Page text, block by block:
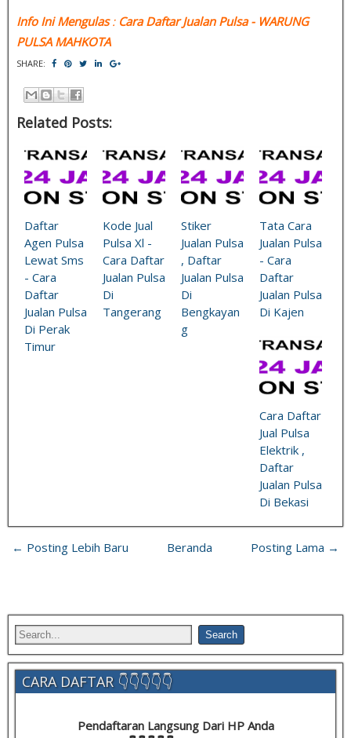
Info Ini Mengulas: Cara Daftar Jualan Pulsa- WARUNG
PULSA MAHKOTA
SHARE:
Related Posts:
Daftar
Agen Pulsa
Lewat Sms
- Cara
Daftar
Jualan Pulsa
Di Perak
Timur
Kode Jual
Pulsa Xl -
Cara Daftar
Jualan Pulsa
Di
Tangerang
Stiker
Jualan Pulsa
, Daftar
Jualan Pulsa
Di
Bengkayan
g
Tata Cara
Jualan Pulsa
- Cara
Daftar
Jualan Pulsa
Di Kajen
Cara Daftar
Jual Pulsa
Elektrik ,
Daftar
Jualan Pulsa
Di Bekasi
← Posting Lebih Baru Posting Lama →
Beranda
CARA DAFTAR 👇👇👇👇👇
Pendaftaran Langsung Dari HP Anda